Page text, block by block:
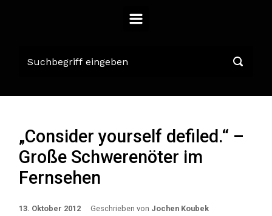
„Consider yourself defiled.“ –
Große Schwerenöter im
Fernsehen
13. Oktober 2012 Geschrieben von Jochen Koubek